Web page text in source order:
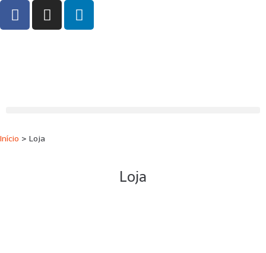
Início > Loja
Loja